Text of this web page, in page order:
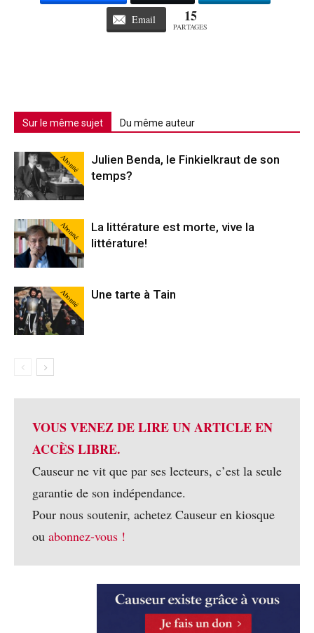
Email 15
PARTAGES
Sur le même sujet Du même auteur
Abonné
Julien Benda, le Finkielkraut de son
temps?
Abonné
La littérature est morte, vive la
littérature!
Abonné Une tarte à Tain
VOUS VENEZ DE LIRE UN ARTICLE EN
ACCÈS LIBRE.
Causeur ne vit que par ses lecteurs, c’est la seule
garantie de son indépendance.
Pour nous soutenir, achetez Causeur en kiosque
ou abonnez-vous !